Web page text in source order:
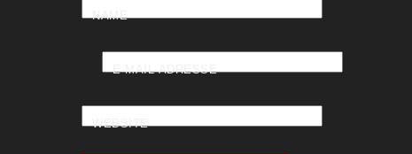
NAME
E-MAIL-ADRESSE
WEBSITE